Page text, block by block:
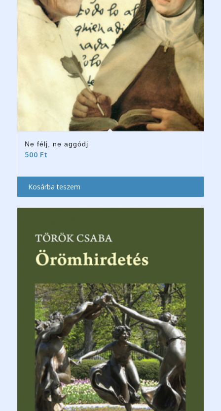
Ne félj, ne aggódj
500 Ft
Kosárba teszem